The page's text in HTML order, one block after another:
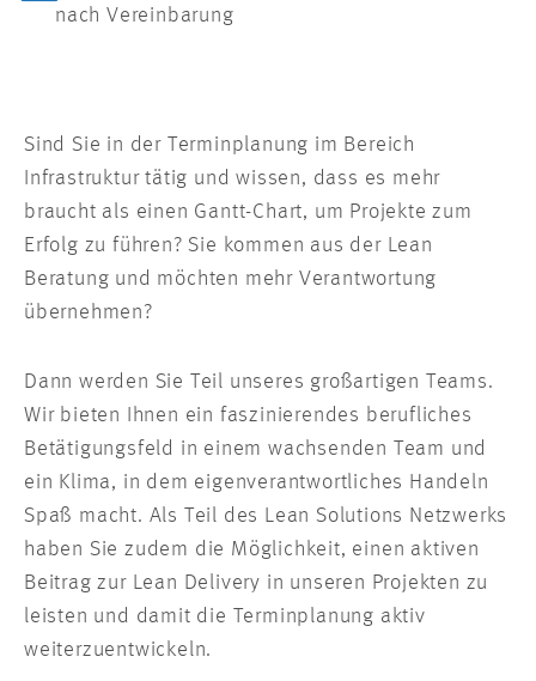
nach Vereinbarung
Sind Sie in der Terminplanung im Bereich
Infrastruktur tätig und wissen, dass es mehr
braucht als einen Gantt-Chart, um Projekte zum
Erfolg zu führen? Sie kommen aus der Lean
Beratung und möchten mehr Verantwortung
übernehmen?
Dann werden Sie Teil unseres großartigen Teams.
Wir bieten Ihnen ein faszinierendes berufliches
Betätigungsfeld in einem wachsenden Team und
ein Klima, in dem eigenverantwortliches Handeln
Spaß macht. Als Teil des Lean Solutions Netzwerks
haben Sie zudem die Möglichkeit, einen aktiven
Beitrag zur Lean Delivery in unseren Projekten zu
leisten und damit die Terminplanung aktiv
weiterzuentwickeln.